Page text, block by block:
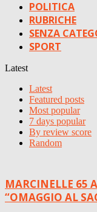
POLITICA
RUBRICHE
SENZA
SPORT
Latest
Latest
Featured posts
Most popular
7 days popular
By review score
Random
MARCINELLE 65
“OMAGGIO AL